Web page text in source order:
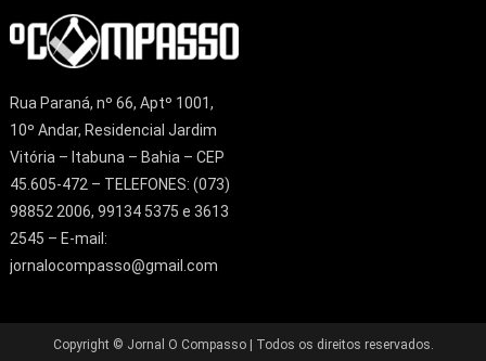
Rua Paraná, nº 66, Aptº 1001,
10º Andar, Residencial Jardim
Vitória – Itabuna – Bahia – CEP
45.605-472 – TELEFONES: (073)
98852 2006, 99134 5375 e 3613
2545 – E-mail:
jornalocompasso@gmail.com
Copyright © Jornal O Compasso | Todos os direitos reservados.